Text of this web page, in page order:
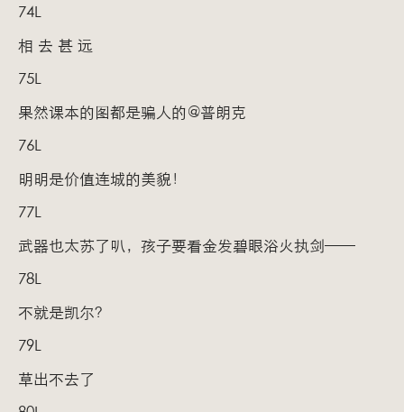
74L
相 去 甚 远
75L
果然课本的图都是骗人的@普朗克
76L
明明是价值连城的美貌！
77L
武器也太苏了叭，孩子要看金发碧眼浴火执剑——
78L
不就是凯尔？
79L
草出不去了